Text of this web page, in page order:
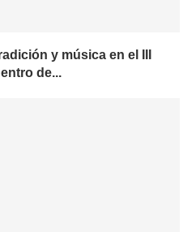
y música en el III
de...